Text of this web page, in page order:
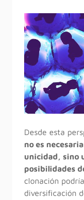
Desde esta
no es
unicidad, sino
posibilidades
clonación
diversificación